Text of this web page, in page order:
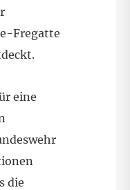
Fregatte
eine
die